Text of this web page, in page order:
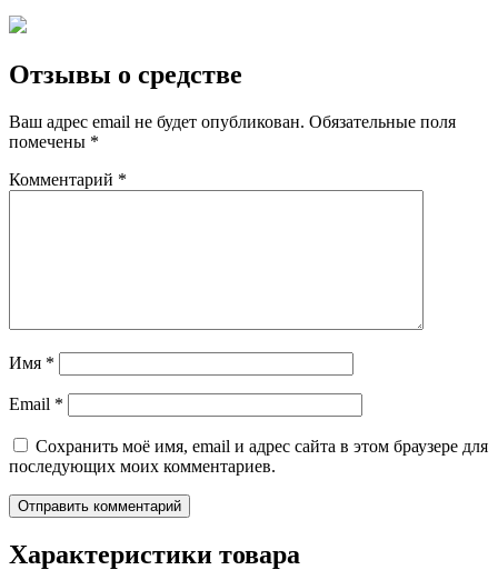
Отзывы о средстве
Ваш адрес email не будет опубликован. Обязательные поля
помечены *
Комментарий *
Имя *
Email *
Сохранить моё имя, email и адрес сайта в этом браузере для
последующих моих комментариев.
Характеристики товара